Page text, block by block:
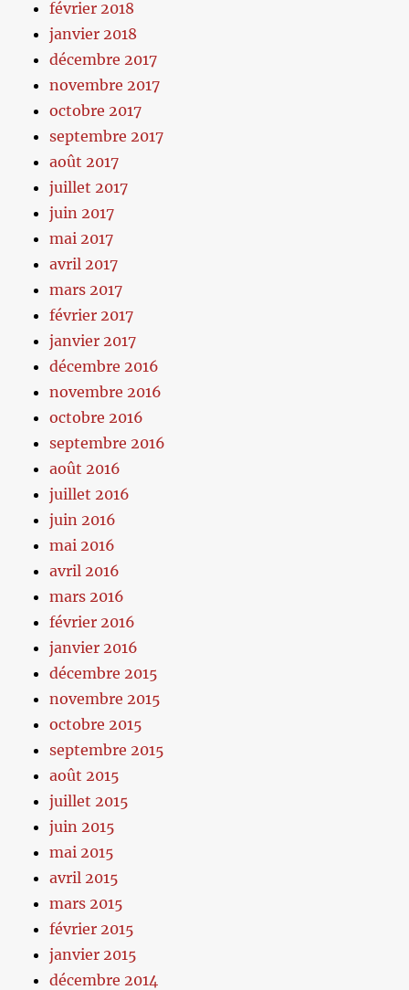
février 2018
janvier 2018
décembre 2017
novembre 2017
octobre 2017
septembre 2017
août 2017
juillet 2017
juin 2017
mai 2017
avril 2017
mars 2017
février 2017
janvier 2017
décembre 2016
novembre 2016
octobre 2016
septembre 2016
août 2016
juillet 2016
juin 2016
mai 2016
avril 2016
mars 2016
février 2016
janvier 2016
décembre 2015
novembre 2015
octobre 2015
septembre 2015
août 2015
juillet 2015
juin 2015
mai 2015
avril 2015
mars 2015
février 2015
janvier 2015
décembre 2014